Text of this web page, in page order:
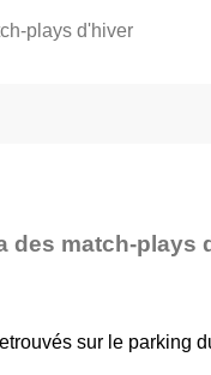
plays d'hiver
des match-plays
sur le parking